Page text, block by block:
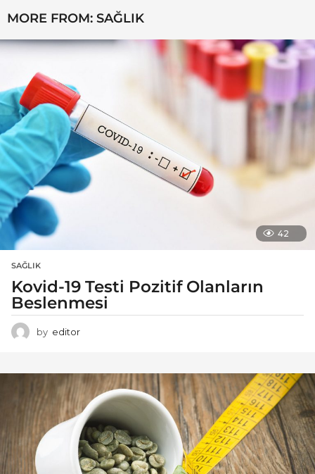
MORE FROM: SAĞLIK
42
SAĞLIK
Kovid-19 Testi Pozitif Olanların
Beslenmesi
by editor